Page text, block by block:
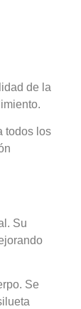
de la
todos los
Su
Se